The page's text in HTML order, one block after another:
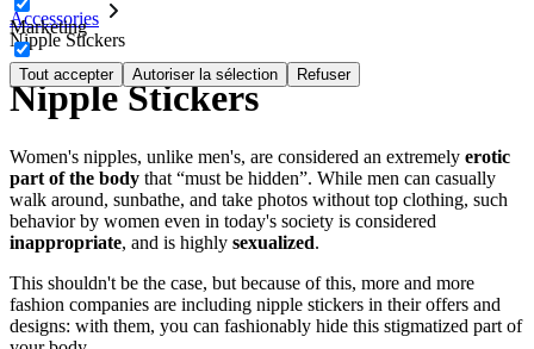
Marketing
Tout accepter Autoriser la sélection Refuser
Accessories
Nipple Stickers
Nipple Stickers
Women's nipples, unlike men's, are considered an extremely erotic
part of the body that “must be hidden”. While men can casually
walk around, sunbathe, and take photos without top clothing, such
behavior by women even in today's society is considered
inappropriate, and is highly sexualized.
This shouldn't be the case, but because of this, more and more
fashion companies are including nipple stickers in their offers and
designs: with them, you can fashionably hide this stigmatized part of